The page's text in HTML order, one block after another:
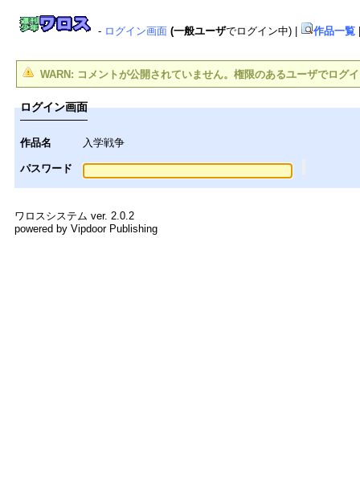
- ログイン画面 (一般ユーザでログイン中) 作品一覧
WARN: コメントが公開されていません。権限のあるユーザでログ
ログイン画面
作品名 入学戦争
パスワード
ワロスシステム ver. 2.0.2
powered by Vipdoor Publishing